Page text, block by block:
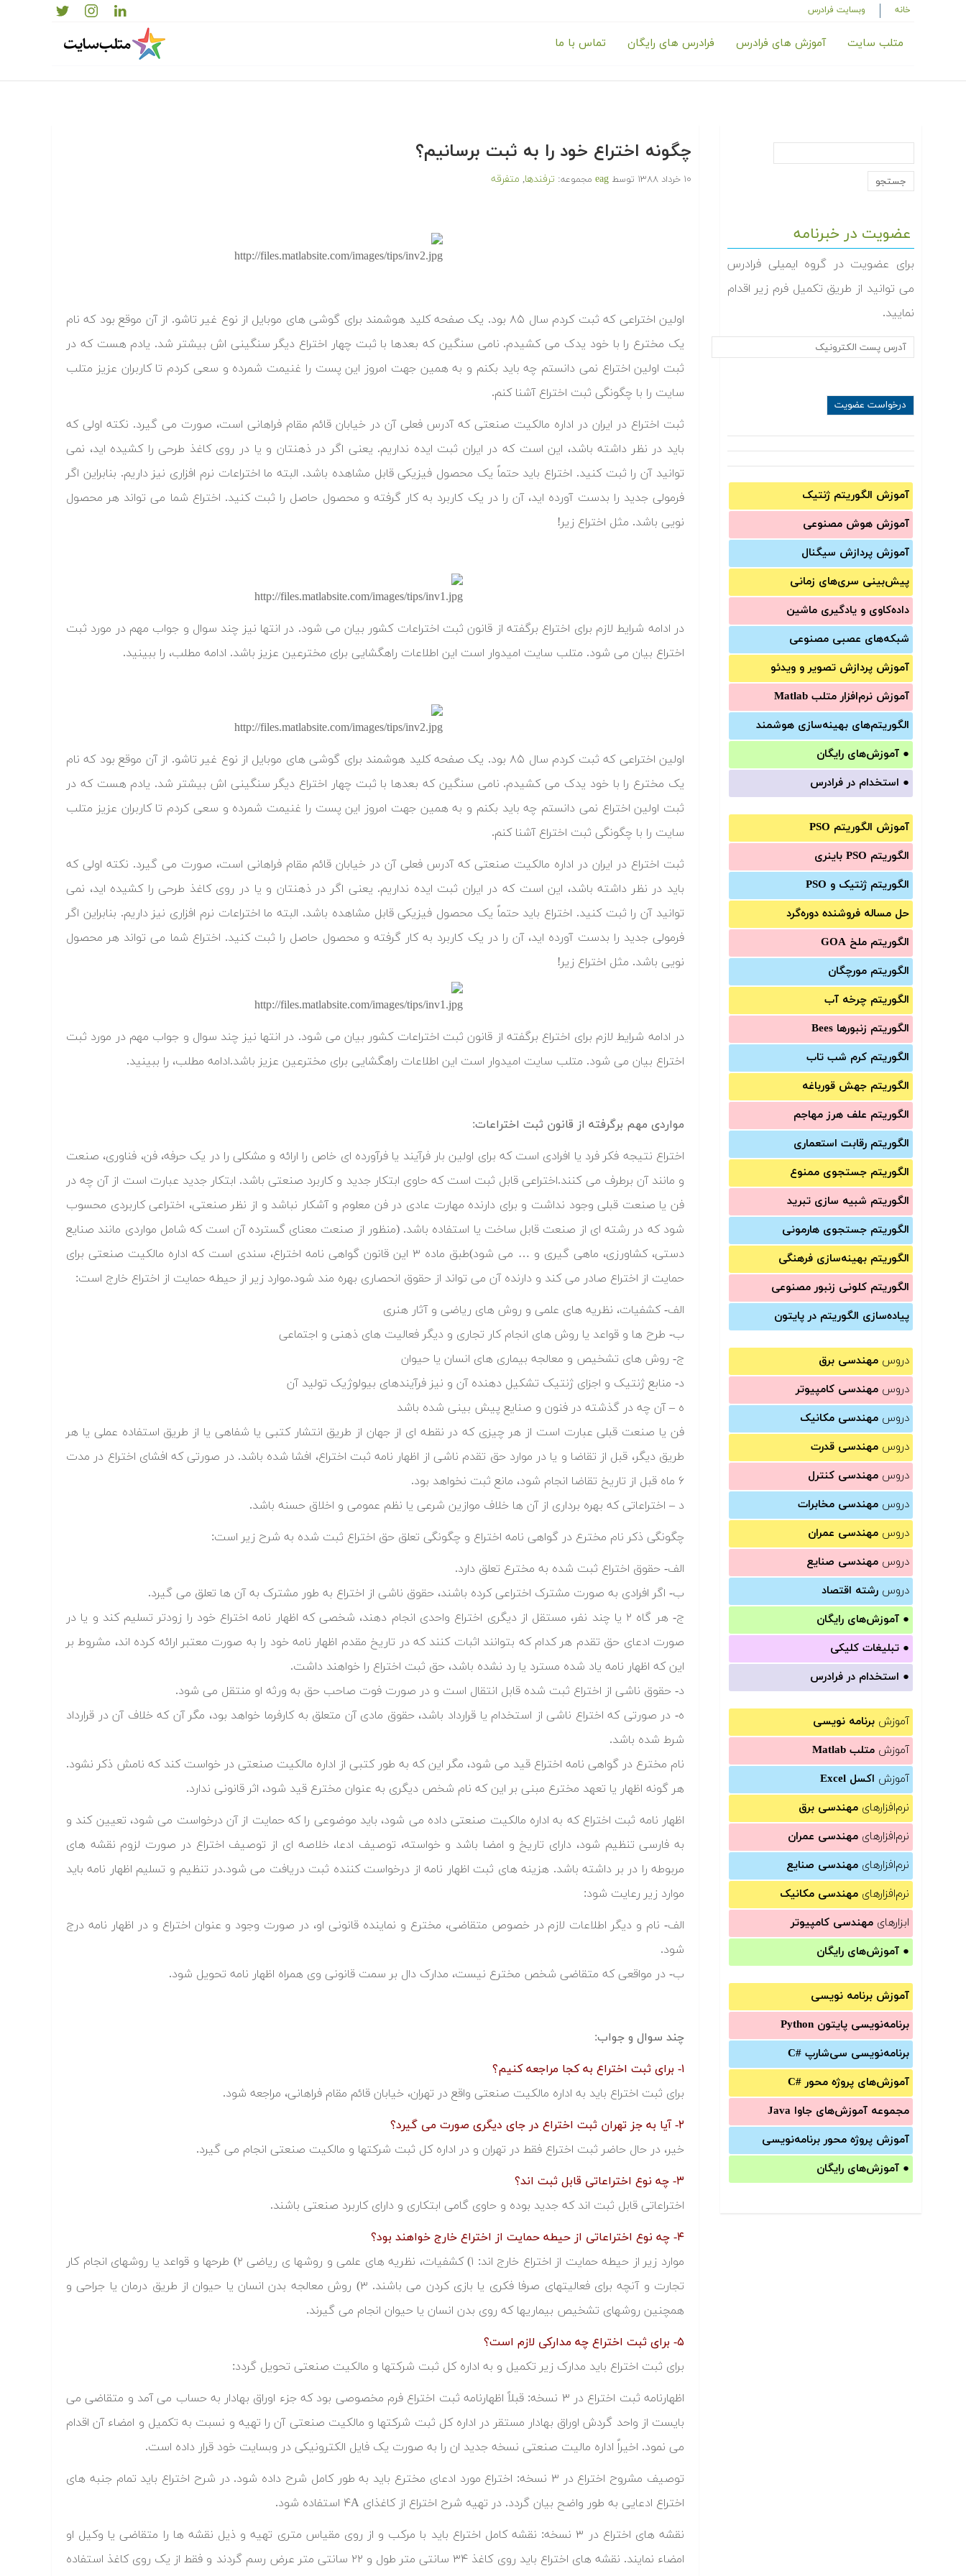
خانه وبسایت فرادرس
متلب سایت آموزش های فرادرس فرادرس های رایگان تماس با ما
عضویت در خبرنامه
برای عضویت در گروه ایمیلی فرادرس
می توانید از طریق تکمیل فرم زیر اقدام
نمایید.
آموزش الگوریتم ژنتیک
آموزش‌ هوش مصنوعی
آموزش‌ پردازش سیگنال
پیش‌‌بینی سری‌‌های زمانی
داده‌کاوی و یادگیری ماشین
شبکه‌های عصبی مصنوعی
آموزش‌ پردازش تصویر و ویدئو
آموزش‌ نرم‌افزار متلب Matlab
الگوریتم‌های بهینه‌سازی هوشمند
● آموزش‌های رایگان
● استخدام در فرادرس
آموزش الگوریتم PSO
الگوریتم PSO باینری
الگوریتم ژنتیک و PSO
حل مساله فروشنده دوره‌گرد
الگوریتم ملخ GOA
الگوریتم مورچگان
الگوریتم چرخه آب
الگوریتم زنبورها Bees
الگوریتم کرم شب تاب
الگوریتم جهش قورباغه
الگوریتم علف هرز مهاجم
الگوریتم رقابت استعماری
الگوریتم جستجوی ممنوع
الگوریتم شبیه سازی تبرید
الگوریتم جستجوی هارمونی
الگوریتم بهینه‌سازی فرهنگی
الگوریتم کلونی زنبور مصنوعی
پیاده‌سازی الگوریتم در پایتون
دروس مهندسی برق
دروس مهندسی کامپیوتر
دروس مهندسی مکانیک
دروس مهندسی قدرت
دروس مهندسی کنترل
دروس مهندسی مخابرات
دروس مهندسی عمران
دروس مهندسی صنایع
دروس رشته اقتصاد
● آموزش‌های رایگان
● تبلیغات کلیکی
● استخدام در فرادرس
آموزش برنامه نویسی
آموزش متلب Matlab
آموزش اکسل Excel
نرم‌افزارهای مهندسی برق
نرم‌افزارهای مهندسی عمران
نرم‌افزارهای مهندسی صنایع
نرم‌افزارهای مهندسی مکانیک
ابزارهای مهندسی کامپیوتر
● آموزش‌های رایگان
آموزش برنامه نویسی
برنامه‌نویسی پایتون Python
برنامه‌‌نویسی سی‌شارپ C#‎
آموزش‌های پروژه محور #C
مجموعه آموزش‌های جاوا Java
آموزش‌ پروژه محور برنامه‌نویسی
● آموزش‌های رایگان
چگونه اختراع خود را به ثبت برسانیم؟
۱۰ خرداد ۱۳۸۸ توسط eag مجموعه: ترفندها, متفرقه
اولین اختراعی که ثبت کردم سال ۸۵ بود. یک صفحه کلید هوشمند برای گوشی های موبایل از نوع غیر تاشو. از آن موقع بود که نام
یک مخترع را با خود یدک می کشیدم. نامی سنگین که بعدها با ثبت چهار اختراع دیگر سنگینی اش بیشتر شد. یادم هست که در
ثبت اولین اختراع نمی دانستم چه باید بکنم و به همین جهت امروز این پست را غنیمت شمرده و سعی کردم تا کاربران عزیز متلب
سایت را با چگونگی ثبت اختراع آشنا کنم.
ثبت اختراع در ایران در اداره مالکیت صنعتی که آدرس فعلی آن در خیابان قائم مقام فراهانی است، صورت می گیرد. نکته اولی که
باید در نظر داشته باشد، این است که در ایران ثبت ایده نداریم. یعنی اگر در ذهنتان و یا در روی کاغذ طرحی را کشیده اید، نمی
توانید آن را ثبت کنید. اختراع باید حتماً یک محصول فیزیکی قابل مشاهده باشد. البته ما اختراعات نرم افزاری نیز داریم. بنابراین اگر
فرمولی جدید را بدست آورده اید، آن را در یک کاربرد به کار گرفته و محصول حاصل را ثبت کنید. اختراع شما می تواند هر محصول
نویی باشد. مثل اختراع زیر!
در ادامه شرایط لازم برای اختراع برگفته از قانون ثبت اختراعات کشور بیان می شود. در انتها نیز چند سوال و جواب مهم در مورد ثبت
اختراع بیان می شود. متلب سایت امیدوار است این اطلاعات راهگشایی برای مخترعین عزیز باشد. ادامه مطلب، را ببینید.
اولین اختراعی که ثبت کردم سال ۸۵ بود. یک صفحه کلید هوشمند برای گوشی های موبایل از نوع غیر تاشو. از آن موقع بود که نام
یک مخترع را با خود یدک می کشیدم. نامی سنگین که بعدها با ثبت چهار اختراع دیگر سنگینی اش بیشتر شد. یادم هست که در
ثبت اولین اختراع نمی دانستم چه باید بکنم و به همین جهت امروز این پست را غنیمت شمرده و سعی کردم تا کاربران عزیز متلب
سایت را با چگونگی ثبت اختراع آشنا کنم.
ثبت اختراع در ایران در اداره مالکیت صنعتی که آدرس فعلی آن در خیابان قائم مقام فراهانی است، صورت می گیرد. نکته اولی که
باید در نظر داشته باشد، این است که در ایران ثبت ایده نداریم. یعنی اگر در ذهنتان و یا در روی کاغذ طرحی را کشیده اید، نمی
توانید آن را ثبت کنید. اختراع باید حتماً یک محصول فیزیکی قابل مشاهده باشد. البته ما اختراعات نرم افزاری نیز داریم. بنابراین اگر
فرمولی جدید را بدست آورده اید، آن را در یک کاربرد به کار گرفته و محصول حاصل را ثبت کنید. اختراع شما می تواند هر محصول
نویی باشد. مثل اختراع زیر!
در ادامه شرایط لازم برای اختراع برگفته از قانون ثبت اختراعات کشور بیان می شود. در انتها نیز چند سوال و جواب مهم در مورد ثبت
اختراع بیان می شود. متلب سایت امیدوار است این اطلاعات راهگشایی برای مخترعین عزیز باشد.ادامه مطلب، را ببینید.
مواردی مهم برگرفته از قانون ثبت اختراعات:
اختراع نتیجه فکر فرد یا افرادی است که برای اولین بار فرآیند یا فرآورده ای خاص را ارائه و مشکلی را در یک حرفه، فن، فناوری، صنعت
و مانند آن برطرف می کنند.اختراعی قابل ثبت است که حاوی ابتکار جدید و کاربرد صنعتی باشد. ابتکار جدید عبارت است از آن چه در
فن یا صنعت قبلی وجود نداشت و برای دارنده مهارت عادی در فن معلوم و آشکار نباشد و از نظر صنعتی، اختراعی کاربردی محسوب
شود که در رشته ای از صنعت قابل ساخت یا استفاده باشد. (منظور از صنعت معنای گسترده آن است که شامل مواردی مانند صنایع
دستی، کشاورزی، ماهی گیری و … می شود)طبق ماده ۳ این قانون گواهی نامه اختراع، سندی است که اداره مالکیت صنعتی برای
حمایت از اختراع صادر می کند و دارنده آن می تواند از حقوق انحصاری بهره مند شود.موارد زیر از حیطه حمایت از اختراع خارج است:
الف- کشفیات، نظریه های علمی و روش های ریاضی و آثار هنری
ب- طرح ها و قواعد یا روش های انجام کار تجاری و دیگر فعالیت های ذهنی و اجتماعی
ج- روش های تشخیص و معالجه بیماری های انسان یا حیوان
د- منابع ژنتیک و اجزای ژنتیک تشکیل دهنده آن و نیز فرآیندهای بیولوژیک تولید آن
ه – آن چه در گذشته در فنون و صنایع پیش بینی شده باشد
فن یا صنعت قبلی عبارت است از هر چیزی که در نقطه ای از جهان از طریق انتشار کتبی یا شفاهی یا از طریق استفاده عملی یا هر
طریق دیگر، قبل از تقاضا و یا در موارد حق تقدم ناشی از اظهار نامه ثبت اختراع، افشا شده باشد. در صورتی که افشای اختراع در مدت
۶ ماه قبل از تاریخ تقاضا انجام شود، مانع ثبت نخواهد بود.
د – اختراعاتی که بهره برداری از آن ها خلاف موازین شرعی یا نظم عمومی و اخلاق حسنه باشد.
چگونگی ذکر نام مخترع در گواهی نامه اختراع و چگونگی تعلق حق اختراع ثبت شده به شرح زیر است:
الف- حقوق اختراع ثبت شده به مخترع تعلق دارد.
ب- اگر افرادی به صورت مشترک اختراعی کرده باشند، حقوق ناشی از اختراع به طور مشترک به آن ها تعلق می گیرد.
ج- هر گاه ۲ یا چند نفر، مستقل از دیگری اختراع واحدی انجام دهند، شخصی که اظهار نامه اختراع خود را زودتر تسلیم کند و یا در
صورت ادعای حق تقدم هر کدام که بتوانند اثبات کنند که در تاریخ مقدم اظهار نامه خود را به صورت معتبر ارائه کرده اند، مشروط بر
این که اظهار نامه یاد شده مسترد یا رد نشده باشد، حق ثبت اختراع را خواهند داشت.
د- حقوق ناشی از اختراع ثبت شده قابل انتقال است و در صورت فوت صاحب حق به ورثه او منتقل می شود.
ه- در صورتی که اختراع ناشی از استخدام یا قرارداد باشد، حقوق مادی آن متعلق به کارفرما خواهد بود، مگر آن که خلاف آن در قرارداد
شرط شده باشد.
نام مخترع در گواهی نامه اختراع قید می شود، مگر این که به طور کتبی از اداره مالکیت صنعتی در خواست کند که نامش ذکر نشود.
هر گونه اظهار یا تعهد مخترع مبنی بر این که نام شخص دیگری به عنوان مخترع قید شود، اثر قانونی ندارد.
اظهار نامه ثبت اختراع که به اداره مالکیت صنعتی داده می شود، باید موضوعی را که حمایت از آن درخواست می شود، تعیین کند و
به فارسی تنظیم شود، دارای تاریخ و امضا باشد و خواسته، توصیف ادعا، خلاصه ای از توصیف اختراع در صورت لزوم نقشه های
مربوطه را در بر داشته باشد. هزینه های ثبت اظهار نامه از درخواست کننده ثبت دریافت می شود.در تنظیم و تسلیم اظهار نامه باید
موارد زیر رعایت شود:
الف- نام و دیگر اطلاعات لازم در خصوص متقاضی، مخترع و نماینده قانونی او، در صورت وجود و عنوان اختراع و در اظهار نامه درج
شود.
ب- در مواقعی که متقاضی شخص مخترع نیست، مدارک دال بر سمت قانونی وی همراه اظهار نامه تحویل شود.
چند سوال و جواب:
۱- برای ثبت اختراع به کجا مراجعه کنیم؟
برای ثبت اختراع باید به اداره مالکیت صنعتی واقع در تهران، خیابان قائم مقام فراهانی، مراجعه شود.
۲- آیا به جز تهران ثبت اختراع در جای دیگری صورت می گیرد؟
خیر، در حال حاضر ثبت اختراع فقط در تهران و در اداره کل ثبت شرکتها و مالکیت صنعتی انجام می گیرد.
۳- چه نوع اختراعاتی قابل ثبت اند؟
اختراعاتی قابل ثبت اند که جدید بوده و حاوی گامی ابتکاری و دارای کاربرد صنعتی باشند.
۴- چه نوع اختراعاتی از حیطه حمایت از اختراع خارج خواهند بود؟
موارد زیر از حیطه حمایت از اختراع خارج اند: ۱) کشفیات، نظریه های علمی و روشها ی ریاضی ۲) طرحها و قواعد یا روشهای انجام کار
تجارت و آنچه برای فعالیتهای صرفا فکری یا بازی کردن می باشند. ۳) روش معالجه بدن انسان یا حیوان از طریق درمان یا جراحی و
همچنین روشهای تشخیص بیماریها که روی بدن انسان یا حیوان انجام می گیرند.
۵- برای ثبت اختراع چه مدارکی لازم است؟
برای ثبت اختراع باید مدارک زیر تکمیل و به اداره کل ثبت شرکتها و مالکیت صنعتی تحویل گردد:
اظهارنامه ثبت اختراع در ۳ نسخه: قبلاً اظهارنامه ثبت اختراع فرم مخصوصی بود که جزء اوراق بهادار به حساب می آمد و متقاضی می
بایست از واحد گردش اوراق بهادار مستقر در اداره کل ثبت شرکتها و مالکیت صنعتی آن را تهیه و نسبت به تکمیل و امضاء آن اقدام
می نمود. اخیراً اداره مالیت صنعتی نسخه جدید ان را به صورت یک فایل الکترونیکی در وبسایت خود قرار داده است.
توصیف مشروح اختراع در ۳ نسخه: اختراع مورد ادعای مخترع باید به طور کامل شرح داده شود. در شرح اختراع باید تمام جنبه های
اختراع ادعایی به طور واضح بیان گردد. در تهیه شرح اختراع از کاغذای ۴A استفاده شود.
نقشه های اختراع در ۳ نسخه: نقشه کامل اختراع باید با مرکب و از روی مقیاس متری تهیه و ذیل نقشه ها را متقاضی یا وکیل او
امضاء نمایند. نقشه های اختراع باید روی کاغذ ۳۴ سانتی متر طول و ۲۲ سانتی متر عرض رسم گردند و فقط از یک روی کاغذ استفاده